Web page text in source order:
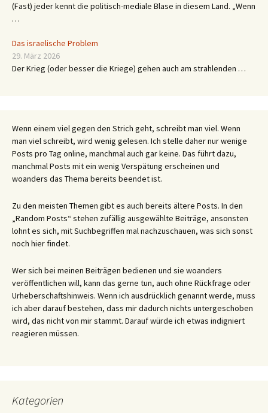
(Fast) jeder kennt die politisch-mediale Blase in diesem Land. „Wenn
…
Das israelische Problem
29. März 2026
Der Krieg (oder besser die Kriege) gehen auch am strahlenden …
Wenn einem viel gegen den Strich geht, schreibt man viel. Wenn
man viel schreibt, wird wenig gelesen. Ich stelle daher nur wenige
Posts pro Tag online, manchmal auch gar keine. Das führt dazu,
manchmal Posts mit ein wenig Verspätung erscheinen und
woanders das Thema bereits beendet ist.
Zu den meisten Themen gibt es auch bereits ältere Posts. In den
„Random Posts“ stehen zufällig ausgewählte Beiträge, ansonsten
lohnt es sich, mit Suchbegriffen mal nachzuschauen, was sich sonst
noch hier findet.
Wer sich bei meinen Beiträgen bedienen und sie woanders
veröffentlichen will, kann das gerne tun, auch ohne Rückfrage oder
Urheberschaftshinweis. Wenn ich ausdrücklich genannt werde, muss
ich aber darauf bestehen, dass mir dadurch nichts untergeschoben
wird, das nicht von mir stammt. Darauf würde ich etwas indigniert
reagieren müssen.
Kategorien